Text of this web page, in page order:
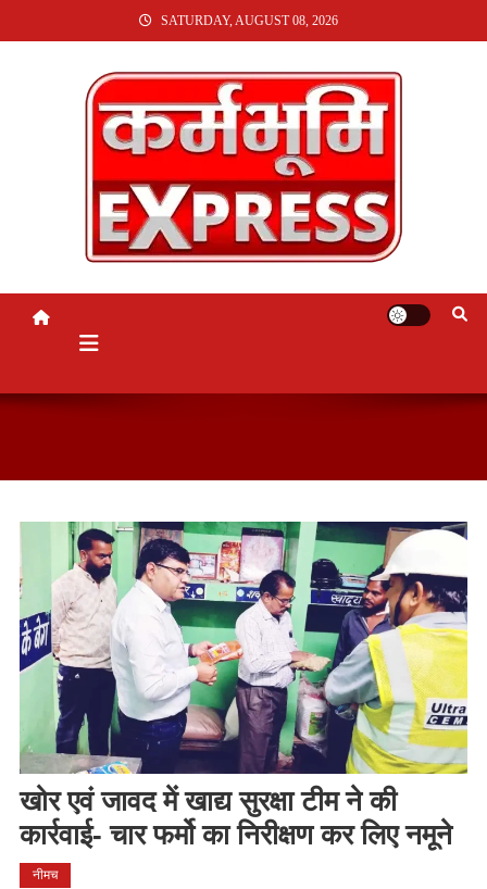
TO
SATURDAY, AUGUST 08, 2026
KARMABHUMI EXPRESS
खोर एवं जावद में खाद्य सुरक्षा टीम ने की
कार्रवाई- चार फर्मो का निरीक्षण कर लिए नमूने
नीमच